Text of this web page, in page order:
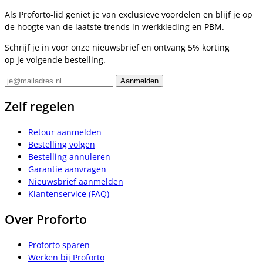
Als Proforto-lid geniet je van exclusieve voordelen en blijf je op
de hoogte van de laatste trends in werkkleding en PBM.
Schrijf je in voor onze nieuwsbrief en ontvang 5% korting
op je volgende bestelling.
Zelf regelen
Retour aanmelden
Bestelling volgen
Bestelling annuleren
Garantie aanvragen
Nieuwsbrief aanmelden
Klantenservice (FAQ)
Over Proforto
Proforto sparen
Werken bij Proforto